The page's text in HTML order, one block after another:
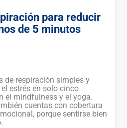
para reducir
de 5 minutos
de respiración simples y
estrés en solo cinco
el mindfulness y el yoga.
cuentas con cobertura
porque sentirse bien